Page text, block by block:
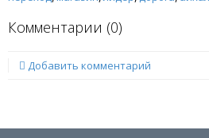
Комментарии (0)
Добавить комментарий